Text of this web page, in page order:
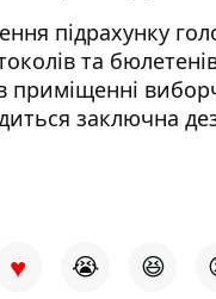
підрахунку
та
приміщенні
заключна
♥ 😭 😆